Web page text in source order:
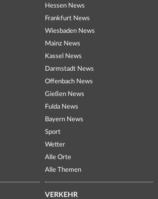
Hessen News
Frankfurt News
Wiesbaden News
Mainz News
Kassel News
Darmstadt News
Offenbach News
Gießen News
Fulda News
Bayern News
Sport
Wetter
Alle Orte
Alle Themen
VERKEHR